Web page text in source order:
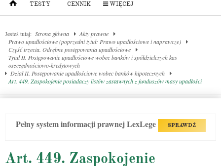
TESTY CENNIK WIĘCEJ
Jesteś tutaj: Strona główna
Akty prawne
Prawo upadłościowe (poprzedni tytuł: Prawo upadłościowe i naprawcze)
Część trzecia. Odrębne postępowania upadłościowe
Tytuł II. Postępowanie upadłościowe wobec banków i spółdzielczych kas
oszczędnościowo-kredytowych
Dział II. Postępowanie upadłościowe wobec banków hipotecznych
Art. 449. Zaspokojenie posiadaczy listów zastawnych z funduszów masy upadłości
Pełny system informacji prawnej LexLege SPRAWDŹ
Art. 449. Zaspokojenie